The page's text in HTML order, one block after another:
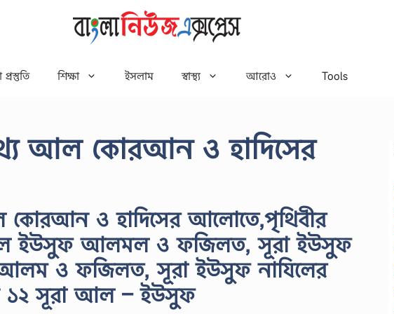
প্রস্তুতি শিক্ষা ইসলাম স্বাস্থ্য আরোও Tools
আল কোরআন ও হাদিসের
ও হাদিসের আলোতে,পৃথিবীর
ইউসুফ আলমল ও ফজিলত, সূরা ইউসুফ
ও ফজিলত, সূরা ইউসুফ নাযিলের
১২ সূরা আল – ইউসুফ